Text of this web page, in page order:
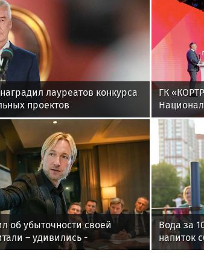
лауреатов конкурса
проектов
ГК
и
об убыточности своей
– удивились -
Вода за
напиток